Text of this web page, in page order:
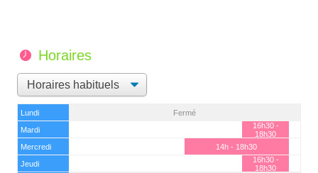
Horaires
Lundi
Fermé
Mardi
16h30 -
18h30
Mercredi
14h - 18h30
Jeudi
16h30 -
18h30